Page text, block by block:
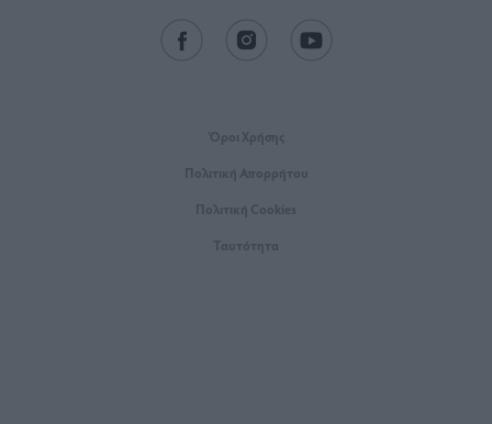
Όροι Xρήσης
Πολιτική Απορρήτου
Πολιτική Cookies
Ταυτότητα